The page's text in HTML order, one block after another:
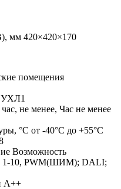
мм 420×420×170
помещения
УХЛ1
не менее, Час не менее
°С от -40°C до +55°C
Возможность
1-10, PWM(ШИМ); DALI;
A++